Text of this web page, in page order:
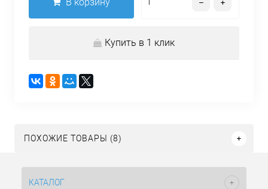
В корзину
Купить в 1 клик
ПОХОЖИЕ ТОВАРЫ (8)
КАТАЛОГ